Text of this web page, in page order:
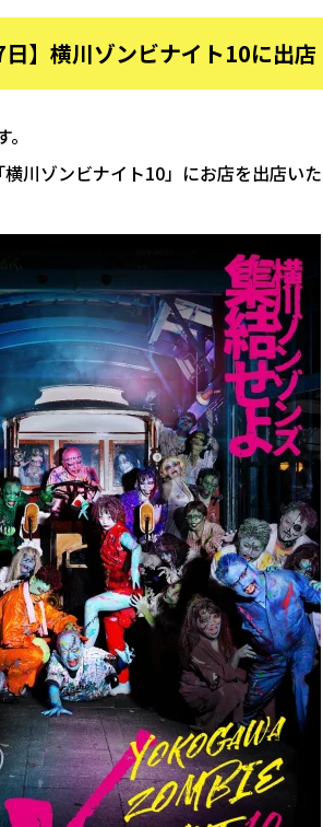
日】横川ゾンビナイト10に出店
川ゾンビナイト10」にお店を出店い